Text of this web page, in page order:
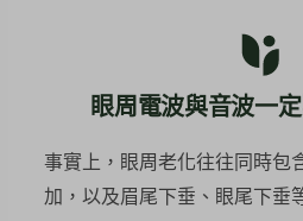
眼周電波與音波一
事實上，眼周老化往往同時包
加，以及眉尾下垂、眼尾下垂